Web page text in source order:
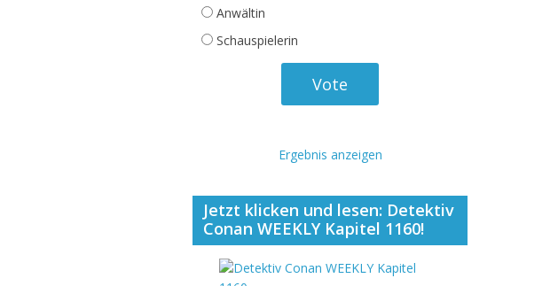
Anwältin
Schauspielerin
Ergebnis anzeigen
Jetzt klicken und lesen: Detektiv
Conan WEEKLY Kapitel 1160!